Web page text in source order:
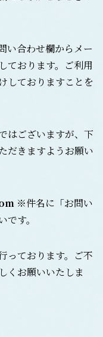
い合わせ欄からメー
ております。ご利用
しておりますことを
はございますが、下
だきますようお願い
※件名に「お問い
す。
っております。ご不
くお願いいたしま